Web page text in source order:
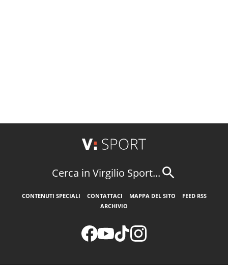
Cerca in Virgilio Sport...
CONTENUTI SPECIALI CONTATTACI MAPPA DEL SITO
FEED RSS
ARCHIVIO